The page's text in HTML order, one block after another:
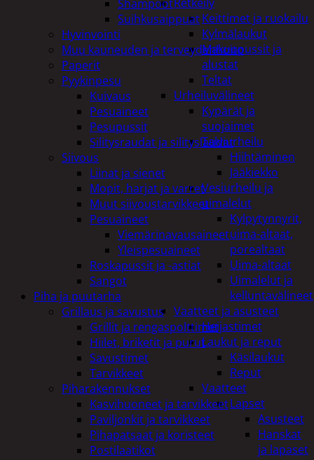
Keittimet ja ruokailu
Kylmälaukut
Makuupussit ja
alustat
Teltat
Urheiluvälineet
Kypärät ja
suojaimet
Talviurheilu
Hiihtäminen
Jääkiekko
Vesiurheilu ja
uimalelut
Kylpytynnyrit,
uima-altaat,
porealtaat
Uima-altaat
Uimalelut ja
kelluntavälineet
Vaatteet ja asusteet
Heijastimet
Laukut ja reput
Käsilaukut
Reput
Vaatteet
Lapset
Asusteet
Hanskat
ja lapaset
Shampoot
Suihkusaippuat
Hyvinvointi
Muu kauneuden ja terveydenhoito
Paperit
Pyykinpesu
Kuivaus
Pesuaineet
Pesupussit
Silitysraudat ja silityslaudat
Siivous
Liinat ja sienet
Mopit, harjat ja varret
Muut siivoustarvikkeet
Pesuaineet
Viemärinavausaineet
Yleispesuaineet
Roskapussit ja -astiat
Sangot
Piha ja puutarha
Grillaus ja savustus
Grillit ja rengaspolttimet
Hiilet, briketit ja purut
Savustimet
Tarvikkeet
Piharakennukset
Kasvihuoneet ja tarvikkeet
Paviljonkit ja tarvikkeet
Pihapatsaat ja koristeet
Postilaatikot